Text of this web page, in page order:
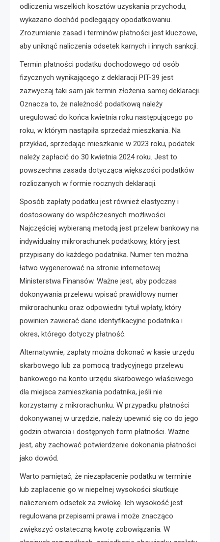
odliczeniu wszelkich kosztów uzyskania przychodu,
wykazano dochód podlegający opodatkowaniu.
Zrozumienie zasad i terminów płatności jest kluczowe,
aby uniknąć naliczenia odsetek karnych i innych sankcji.
Termin płatności podatku dochodowego od osób
fizycznych wynikającego z deklaracji PIT-39 jest
zazwyczaj taki sam jak termin złożenia samej deklaracji.
Oznacza to, że należność podatkową należy
uregulować do końca kwietnia roku następującego po
roku, w którym nastąpiła sprzedaż mieszkania. Na
przykład, sprzedając mieszkanie w 2023 roku, podatek
należy zapłacić do 30 kwietnia 2024 roku. Jest to
powszechna zasada dotycząca większości podatków
rozliczanych w formie rocznych deklaracji.
Sposób zapłaty podatku jest również elastyczny i
dostosowany do współczesnych możliwości.
Najczęściej wybieraną metodą jest przelew bankowy na
indywidualny mikrorachunek podatkowy, który jest
przypisany do każdego podatnika. Numer ten można
łatwo wygenerować na stronie internetowej
Ministerstwa Finansów. Ważne jest, aby podczas
dokonywania przelewu wpisać prawidłowy numer
mikrorachunku oraz odpowiedni tytuł wpłaty, który
powinien zawierać dane identyfikacyjne podatnika i
okres, którego dotyczy płatność.
Alternatywnie, zapłaty można dokonać w kasie urzędu
skarbowego lub za pomocą tradycyjnego przelewu
bankowego na konto urzędu skarbowego właściwego
dla miejsca zamieszkania podatnika, jeśli nie
korzystamy z mikrorachunku. W przypadku płatności
dokonywanej w urzędzie, należy upewnić się co do jego
godzin otwarcia i dostępnych form płatności. Ważne
jest, aby zachować potwierdzenie dokonania płatności
jako dowód.
Warto pamiętać, że niezapłacenie podatku w terminie
lub zapłacenie go w niepełnej wysokości skutkuje
naliczeniem odsetek za zwłokę. Ich wysokość jest
regulowana przepisami prawa i może znacząco
zwiększyć ostateczną kwotę zobowiązania. W